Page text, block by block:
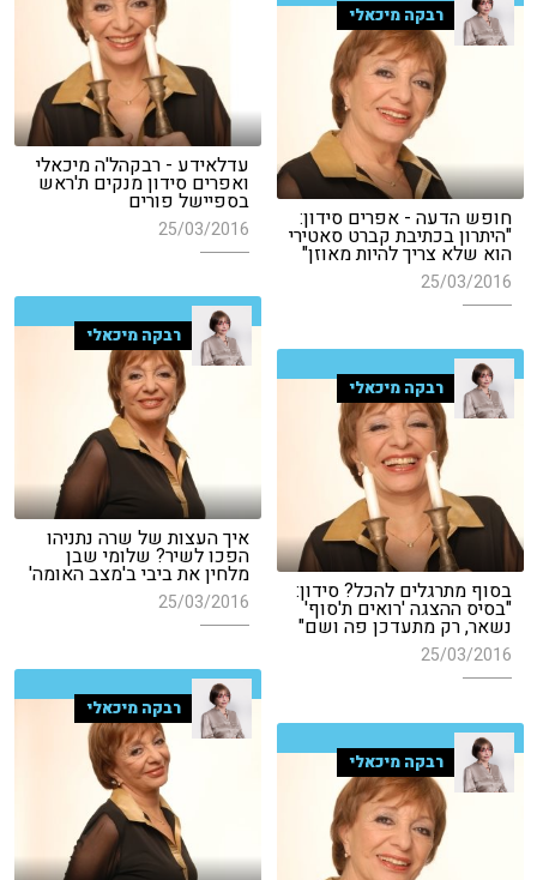
עדלאידע - רבקהל'ה מיכאלי
ואפרים סידון מנקים ת'ראש
בספיישל פורים
25/03/2016
רבקה מיכאלי
חופש הדעה - אפרים סידון:
"היתרון בכתיבת קברט סאטירי
הוא שלא צריך להיות מאוזן"
25/03/2016
רבקה מיכאלי
איך העצות של שרה נתניהו
הפכו לשיר? שלומי שבן
מלחין את ביבי ב'מצב האומה'
25/03/2016
רבקה מיכאלי
בסוף מתרגלים להכל? סידון:
"בסיס ההצגה 'רואים ת'סוף'
נשאר, רק מתעדכן פה ושם"
25/03/2016
רבקה מיכאלי
רבקה מיכאלי